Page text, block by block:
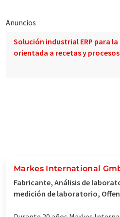
Anuncios
Solución industrial ERP para
orientada a recetas y procesos
Markes International
Fabricante, Análisis de
medición de laboratorio,